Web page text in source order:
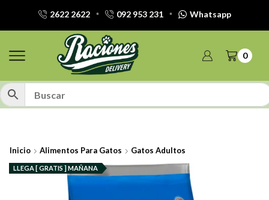
2622 2622 092 953 231 Whatsapp
0
Inicio Alimentos Para Gatos Gatos Adultos
LLEGA [ GRATIS ] MAÑANA